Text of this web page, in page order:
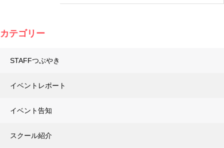
カテゴリー
STAFFつぶやき
イベントレポート
イベント告知
スクール紹介